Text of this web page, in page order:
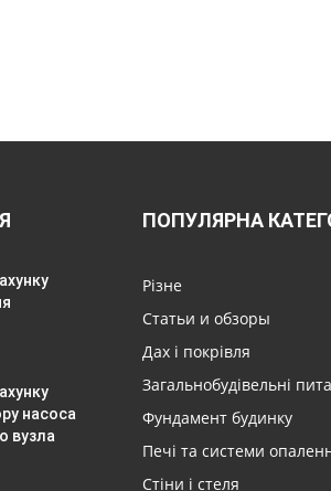
насоса
вузла
ПОПУЛЯРНА
Різне
Статьи и обзоры
Дах і покрівля
Загальнобудівельні
Фундамент будинку
Печі та системи
Стіни і стеля